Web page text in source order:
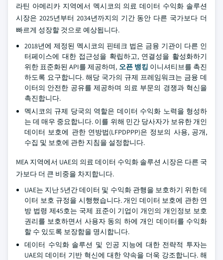
라틴 아메리카 지역에서 멕시코의 의료 데이터 수익화 솔루션
시장은 2025년부터 2034년까지의 기간 동안 다른 국가보다 더
빠르게 성장할 것으로 예상됩니다.
2018년에 제정된 멕시코의 핀테크 법은 금융 기관이 다른 인
터페이스에 대한 접근성을 확립하고, 연결성을 활성화하기
위한 표준화된 API를 제공하며, 오픈 뱅킹 이니셔티브를 촉진
하도록 요구합니다. 해당 국가의 규제 프레임워크는 금융 데
이터의 안전한 공유를 제공하며 의료 부문의 경쟁과 혁신을
촉진합니다.
멕시코의 규제 당국의 역할은 데이터 수익화 노력을 형성하
는 데 매우 중요합니다. 이를 위해 민간 당사자가 보유한 개인
데이터 보호에 관한 연방법(LFPDPPP)은 정보의 사용, 공개,
수집 및 보호에 관한 지침을 설정합니다.
MEA 지역에서 UAE의 의료 데이터 수익화 솔루션 시장은 다른 국
가보다 더 큰 비중을 차지합니다.
UAE는 지난 5년간 데이터 및 수익화 관행을 보호하기 위한 데
이터 보호 규정을 시행했습니다. 개인 데이터 보호에 관한 연
방 법령 제45호는 국제 표준이 기업이 개인의 개인정보 보호
권리를 보호하면서 사용자 동의 하에 개인 데이터를 수익화
할 수 있도록 보장함을 명시합니다.
데이터 수익화 솔루션 및 인공 지능에 대한 전략적 투자는
UAE의 데이터 기반 혁신에 대한 약속을 더욱 강조합니다. 해